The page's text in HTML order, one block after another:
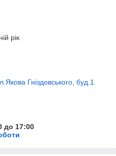
рік
Гніздовського, буд.1
до 17:00